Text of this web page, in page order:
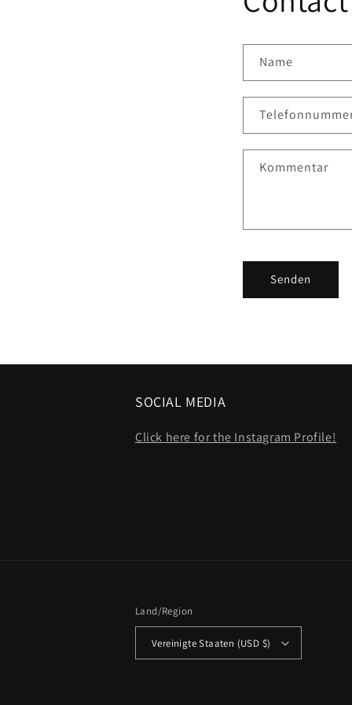
Name
Kommentar
Senden
SOCIAL MEDIA
Click here for the Instagram Profile!
Land/Region
Vereinigte Staaten (USD $)